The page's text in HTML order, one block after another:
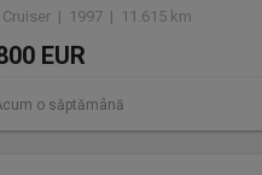
Cruiser | 1997 | 11.615 km
EUR
o săptămână